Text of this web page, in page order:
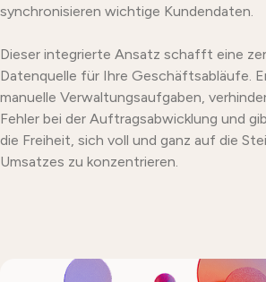
synchronisieren wichtige Kundendaten.
Dieser integrierte Ansatz schafft eine
Datenquelle für Ihre Geschäftsabläufe.
manuelle Verwaltungsaufgaben,
Fehler bei der Auftragsabwicklung und
die Freiheit, sich voll und ganz auf die
Umsatzes zu konzentrieren.